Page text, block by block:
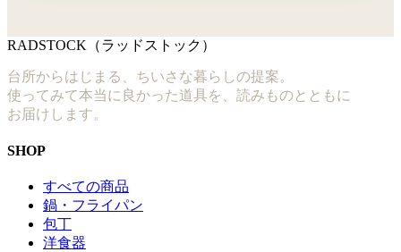
RADSTOCK（ラッドストック）
台所からはじまる、ちいさな暮らしの提案。
使ってみて本当に良かった道具を、読みものとともに
お届けします。
SHOP
すべての商品
鍋・フライパン
包丁
洋食器